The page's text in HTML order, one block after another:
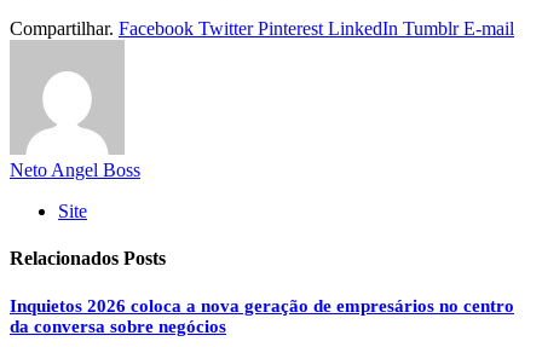
Compartilhar. Facebook Twitter Pinterest LinkedIn Tumblr E-mail
Neto Angel Boss
Site
Relacionados Posts
Inquietos 2026 coloca a nova geração de empresários no centro
da conversa sobre negócios